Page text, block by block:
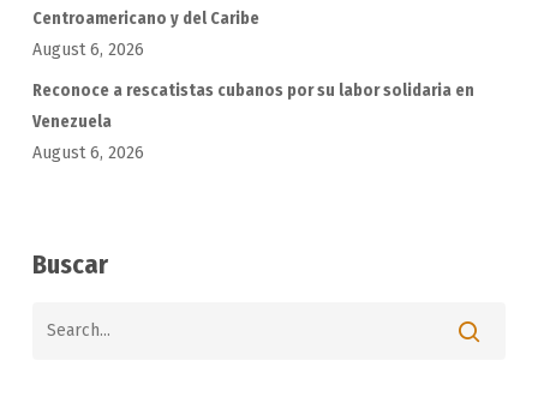
Centroamericano y del Caribe
August 6, 2026
Reconoce a rescatistas cubanos por su labor solidaria en
Venezuela
August 6, 2026
Buscar